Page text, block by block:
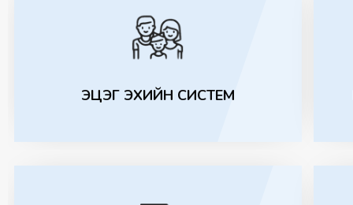
ЭЦЭГ ЭХИЙН СИСТЕМ